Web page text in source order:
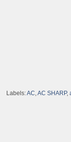
Labels:AC AC SHARP,